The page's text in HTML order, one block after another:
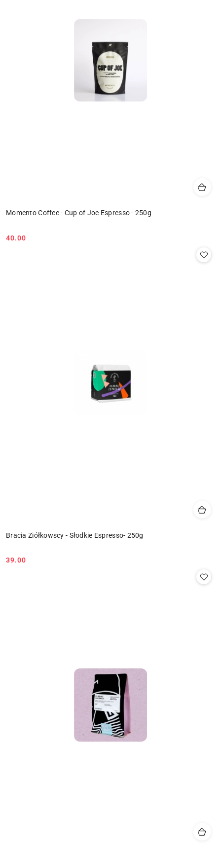
Momento Coffee - Cup of Joe Espresso - 250g
Cena:
40.00
Bracia Ziółkowscy - Słodkie Espresso- 250g
Cena:
39.00